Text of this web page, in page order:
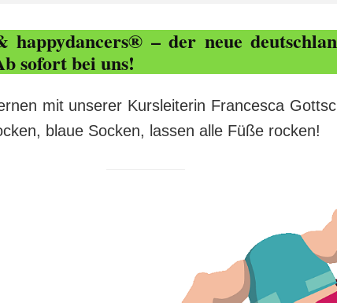
happy­dancers® –der neue
sofort bei uns!
mit unserer Kursleiterin Francesca
blaue Socken, lassen alle Füße rocken!